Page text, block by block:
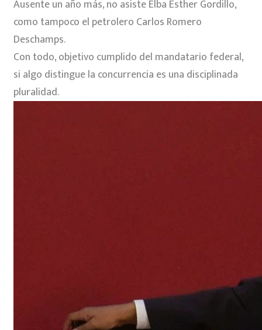
Ausente un año más, no asiste Elba Esther Gordillo,
como tampoco el petrolero Carlos Romero
Deschamps.
Con todo, objetivo cumplido del mandatario federal,
si algo distingue la concurrencia es una disciplinada
pluralidad.